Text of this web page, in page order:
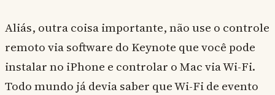
Aliás, outra coisa importante, não use o controle
remoto via software do Keynote que você pode
instalar no iPhone e controlar o Mac via Wi-Fi.
Todo mundo já devia saber que Wi-Fi de evento